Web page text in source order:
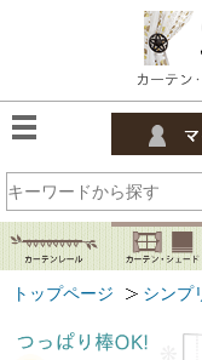
トップページ シンプ